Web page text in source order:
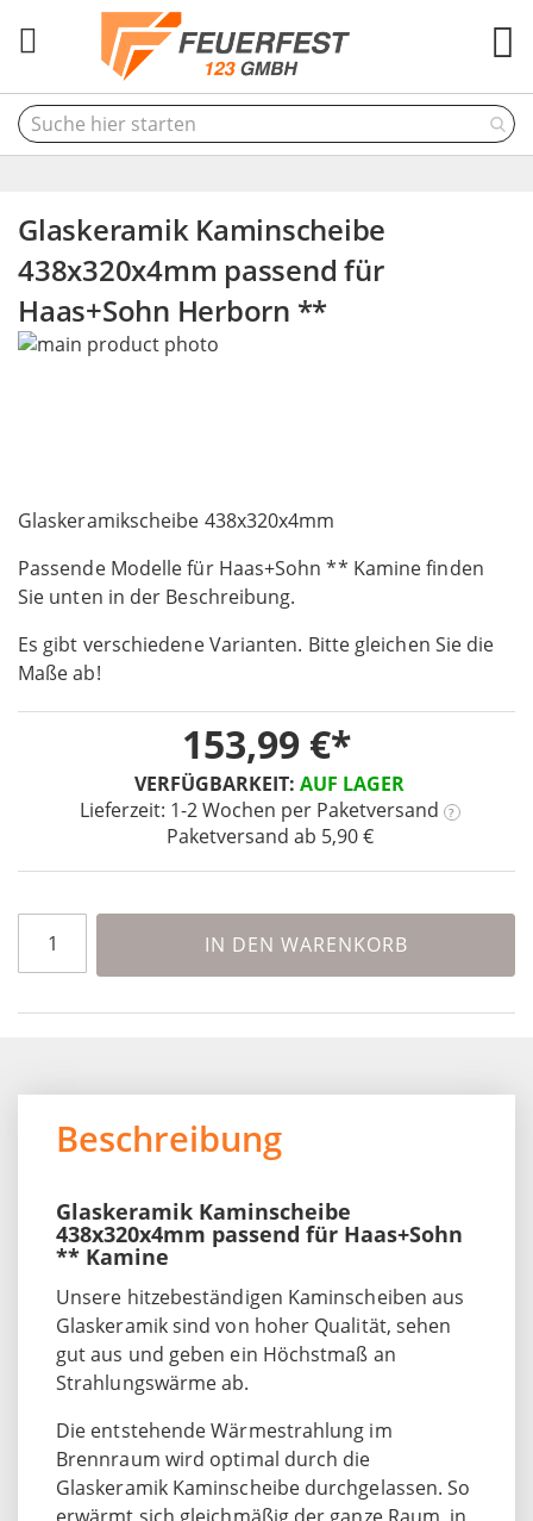
Glaskeramik Kaminscheibe
438x320x4mm passend für
Haas+Sohn Herborn **
Glaskeramikscheibe 438x320x4mm
Passende Modelle für Haas+Sohn ** Kamine finden
Sie unten in der Beschreibung.
Es gibt verschiedene Varianten. Bitte gleichen Sie die
Maße ab!
VERFÜGBARKEIT: AUF LAGER
Lieferzeit: 1-2 Wochen per Paketversand ?
Paketversand ab 5,90 €
153,99 €
IN DEN WARENKORB
Skip
gallery
to
beginning
of
images
gallery
Beschreibung
Glaskeramik Kaminscheibe
438x320x4mm passend für Haas+Sohn
** Kamine
Unsere hitzebeständigen Kaminscheiben aus
Glaskeramik sind von hoher Qualität, sehen
gut aus und geben ein Höchstmaß an
Strahlungswärme ab.
Die entstehende Wärmestrahlung im
Brennraum wird optimal durch die
Glaskeramik Kaminscheibe durchgelassen. So